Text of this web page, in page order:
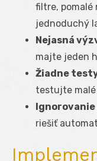
filtre,
jednoduchý
Nejasná
majte jeden
Žiadne
testujte malé
riešiť